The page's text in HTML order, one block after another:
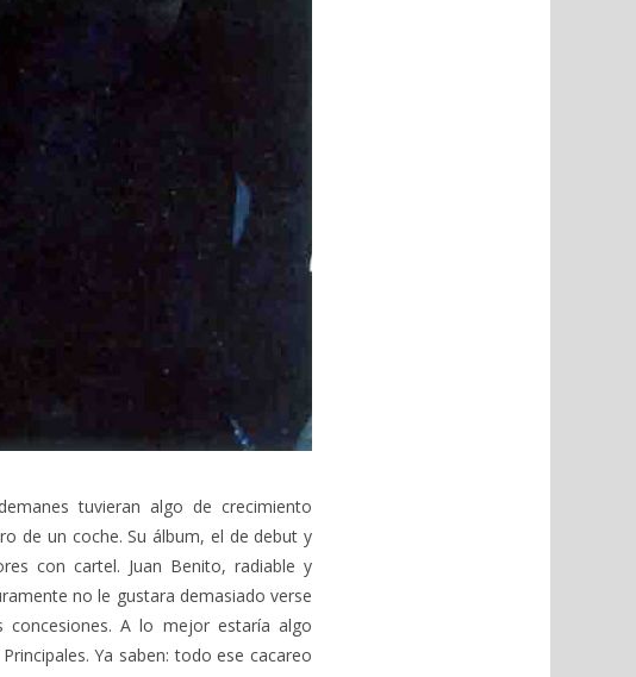
tuvieran algo de crecimiento
de un coche. Su álbum, el de debut y
con cartel. Juan Benito, radiable y
no le gustara demasiado verse
A lo mejor estaría algo
Ya saben: todo ese cacareo